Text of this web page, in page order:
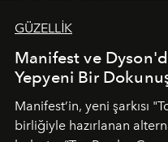
GÜZELLİK
Manifest ve
Yepyeni Bir
Manifest’in, yeni şarkısı
birliğiyle hazırlanan